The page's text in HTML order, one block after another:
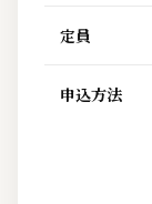
定員
申込方法